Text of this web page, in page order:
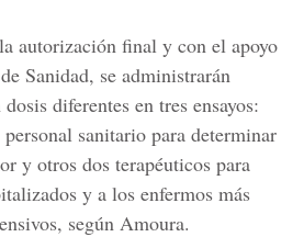
autorización final y con el apoyo
Sanidad, se administrarán
diferentes en tres ensayos:
sanitario para determinar
y otros dos terapéuticos para
y a los enfermos más
según Amoura.